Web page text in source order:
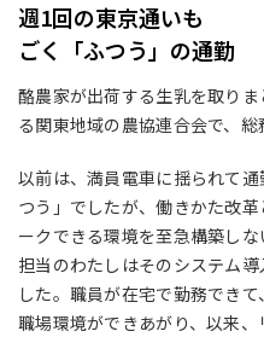
週1回の東京通いも
ごく「ふつう」の通勤
酪農家が出荷する生乳を取り
る関東地域の農協連合会で、総
以前は、満員電車に揺られて
つう」でしたが、働きかた改
ークできる環境を至急構築し
担当のわたしはそのシステム
した。職員が在宅で勤務でき
職場環境ができあがり、以来